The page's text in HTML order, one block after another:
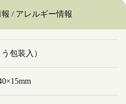
/ アレルギー情報
包装入）